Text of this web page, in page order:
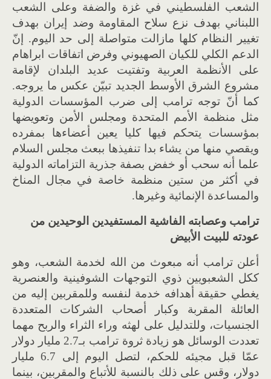
الشعب الفلسطيني في غزة والضفة وعلى الشعب
اللبناني بهدف نزع سلاح المقاومة وضد إيران بهدف
تغيير النظام كلها مازالت متواصلة إلى حد اليوم. إنّ
الدعم الكلي للكيان الصهيوني وفرض اتفاقات ابراهام
على الأنظمة العربية وتفتيت عديد البلدان لإقامة
مشروع الشرق الأوسط الجديد تبيّن عكس ما يروجه.
كما أنّ توجه ترامب إلى ضرب المؤسسات الدولية
مثل منظمة الأمم المتحدة ومجلس الأمن وتعويضها
بمؤسسات يتحكم فيها كليا يعين أعضاءها بمفرده
ويقصي منها من يشاء بدا تنفيذها ببعث مجلس السلام
علما أنه سحب أو خفض بصفة جذرية التزاماته الدولية
في أكثر من ستين منظمة خاصة في مجال المناخ
والمساعدة الإنمائية وغيرها.
ترامب وعصابته الفاشية المستفيدين الوحيدين من
عودته للبيت الأبيض
أعلن ترامب أنه مبعوث من الله لخدمة الشعب، وهو
ككل الشعبويين ذوي التوجهات الشوفينية والعنصرية
يغطي حقيقة أهدافه خدمة لنفسه وللمقربين إليه من
العائلة المقربة وكبار أصحاب الشركات المتعددة
الجنسيات، وللتدليل على لهثه وراء الثراء والربح مهما
تعددت الوسائل هو زيادة ثروة ترامب بـ2.7 مليار دولار
عمّا قبل مجيئه للحكم، لتصل اليوم إلى 6.7 مليار
دولار، وقس على ذلك بالنسبة للأتباع والمقربين، بينما